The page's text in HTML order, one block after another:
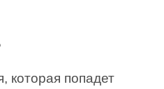
которая попадет